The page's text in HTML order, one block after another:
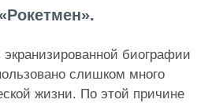
биографии
слишком много
жизни. По этой причине